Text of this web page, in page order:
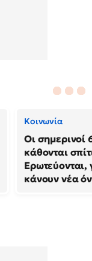
Κοινωνία
Οι σημερινοί
κάθονται
Ερωτεύονται,
κάνουν νέα